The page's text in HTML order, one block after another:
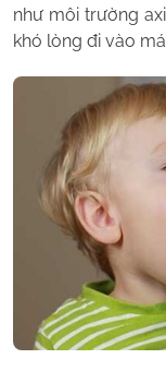
như môi trường
khó lòng đi vào